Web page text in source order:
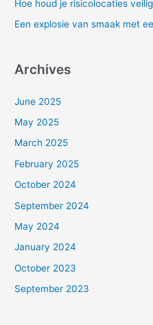
r
:
Hoe houd je risicolocaties
Een explosie van smaak met
Archives
June 2025
May 2025
March 2025
February 2025
October 2024
September 2024
May 2024
January 2024
October 2023
September 2023